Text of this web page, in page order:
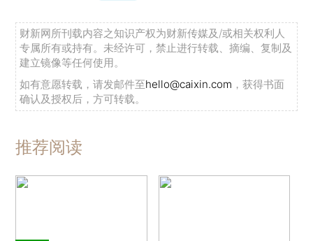
财新网所刊载内容之知识产权为财新传媒及/或相关权利人
专属所有或持有。未经许可，禁止进行转载、摘编、复制及
建立镜像等任何使用。
如有意愿转载，请发邮件至hello@caixin.com ，获得书面
确认及授权后，方可转载。
推荐阅读